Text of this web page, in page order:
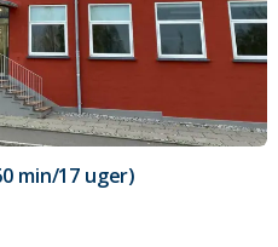
min/17 uger)